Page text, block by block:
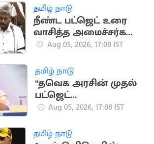
தமிழ் நாடு
நீண்ட பட்ஜெட் உரை
வாசித்த அமைச்சர்கள்
பட்டியலில் மரிய
Aug 05, 2026, 17:08 IST
தமிழ் நாடு
“தவெக அரசின் முதல்
பட்ஜெட்
யதார்த்தமானது”..
கருத்து
Aug 05, 2026, 17:08 IST
தமிழ் நாடு